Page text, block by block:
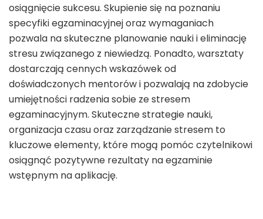
osiągnięcie sukcesu. Skupienie się na poznaniu
specyfiki egzaminacyjnej oraz wymaganiach
pozwala na skuteczne planowanie nauki i eliminację
stresu związanego z niewiedzą. Ponadto, warsztaty
dostarczają cennych wskazówek od
doświadczonych mentorów i pozwalają na zdobycie
umiejętności radzenia sobie ze stresem
egzaminacyjnym. Skuteczne strategie nauki,
organizacja czasu oraz zarządzanie stresem to
kluczowe elementy, które mogą pomóc czytelnikowi
osiągnąć pozytywne rezultaty na egzaminie
wstępnym na aplikację.